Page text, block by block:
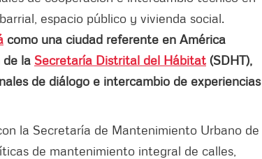
espacio público y vivienda social.
como una ciudad referente en América
de la Secretaría Distrital del Hábitat (SDHT),
de diálogo e intercambio de experiencias
la Secretaría de Mantenimiento Urbano de
de mantenimiento integral de calles,